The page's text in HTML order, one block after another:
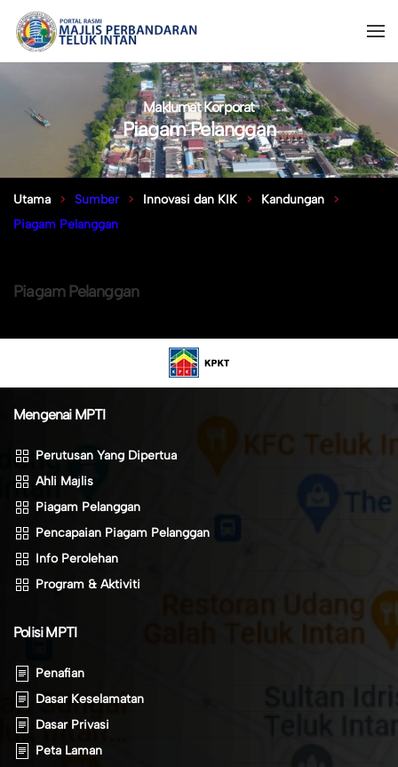
Maklumat Korporat
Piagam Pelanggan
Utama Sumber Innovasi dan KIK
Kandungan
Piagam Pelanggan
Piagam Pelanggan
Mengenai MPTI
Perutusan Yang Dipertua
Ahli Majlis
Piagam Pelanggan
Pencapaian Piagam Pelanggan
Info Perolehan
Program & Aktiviti
Polisi MPTI
Penafian
Dasar Keselamatan
Dasar Privasi
Peta Laman